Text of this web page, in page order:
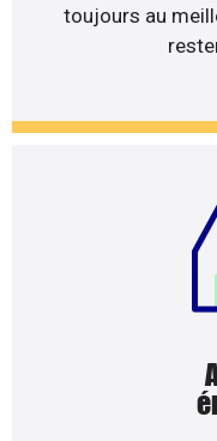
toujours au